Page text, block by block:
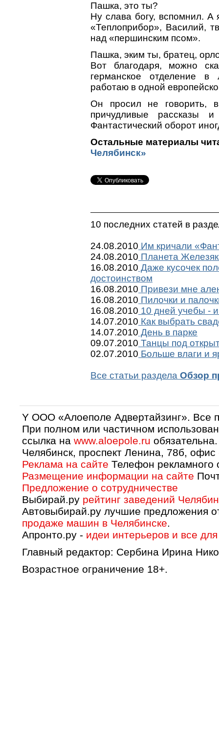
Пашка, это ты?
Ну слава богу, вспомнил.
«Теплоприбор», Василий,
над «першинским псом».
Пашка, эким ты, братец,
Вот благодаря, можно
германское отделение в
работаю в одной
Он просил не говорить,
причудливые рассказы
Фантастический оборот
Остальные материалы
Челябинск»
10 последних статей в
24.08.2010 Им кричали
24.08.2010 Планета
16.08.2010 Даже кусочек
достоинством
16.08.2010 Привези мне
16.08.2010 Пилочки и
16.08.2010 10 дней учебы -
14.07.2010 Как выбрать
14.07.2010 День в парке
09.07.2010 Танцы под
02.07.2010 Больше влаги и
Все статьи раздела Обзор
Y OOO «Алоеполе Адвертайзинг».
При полном или частичном
ссылка на www.aloepole.ru обязательна.
Челябинск, проспект Ленина, 78б, офис
Реклама на сайте Телефон рекламного
Размещение информации на сайте
Предложение о сотрудничестве
Выбирай.ру рейтинг заведений
Автовыбирай.ру лучшие предложения
продаже машин в Челябинске.
Апронто.ру - идеи интерьеров и все
Главный редактор: Сербина Ирина
Возрастное ограничение 18+.